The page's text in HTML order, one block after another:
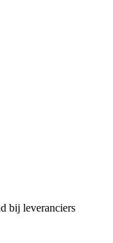
bij leveranciers